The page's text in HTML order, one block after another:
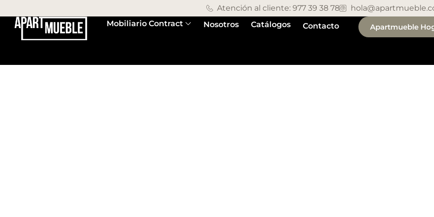
Atención al cliente: 977 39 38 78
Mobiliario Contract
Nosotros Catálogos Contacto Apartmueble